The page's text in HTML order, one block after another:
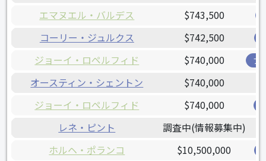
エマヌエル・バルデス $743,500
コーリー・ジュルクス $742,500
ジョーイ・ロペルフィド $740,000 ブ
オースティン・シェントン
$740,000
ジョーイ・ロペルフィド
$740,000
レネ・ピント
調査中(情報募集中)
ホルヘ・ポランコ
$10,500,000